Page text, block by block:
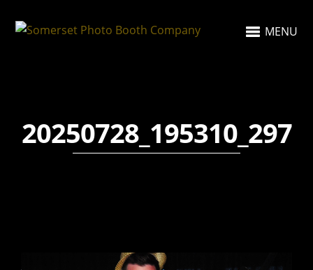
MENU
20250728_195310_297